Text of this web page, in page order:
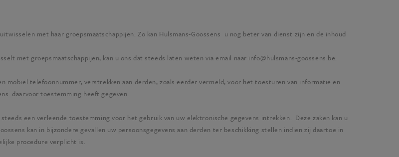
met haar groepsmaatschappijen. Zo kan Hulsmans-Goossens u nog beter van dienst zijn en de inhoud
met groepsmaatschappijen, kan u ons dat steeds laten weten via email naar info@hulsmans-goossens.be.
mobiel telefoonnummer, verstrekken aan derden, zoals eerder vermeld, voor het toesturen van informatie en
daarvoor toestemming heeft gegeven.
een verleende toestemming voor het gebruik van uw elektronische gegevens intrekken. Deze zaken kan u
kan in bijzondere gevallen uw persoonsgegevens aan derden ter beschikking stellen indien zij daartoe in
procedure verplicht is.